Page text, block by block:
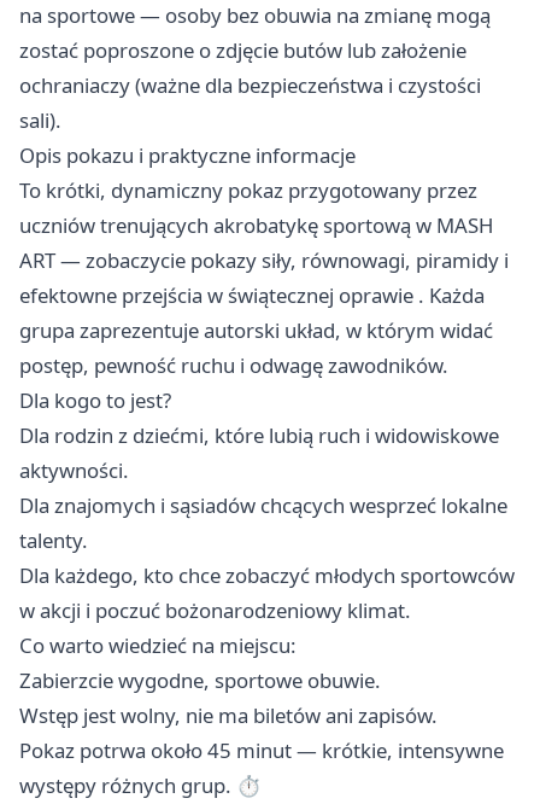
na sportowe — osoby bez obuwia na zmianę mogą
zostać poproszone o zdjęcie butów lub założenie
ochraniaczy (ważne dla bezpieczeństwa i czystości
sali).
Opis pokazu i praktyczne informacje
To krótki, dynamiczny pokaz przygotowany przez
uczniów trenujących akrobatykę sportową w MASH
ART — zobaczycie pokazy siły, równowagi, piramidy i
efektowne przejścia w świątecznej oprawie . Każda
grupa zaprezentuje autorski układ, w którym widać
postęp, pewność ruchu i odwagę zawodników.
Dla kogo to jest?
Dla rodzin z dziećmi, które lubią ruch i widowiskowe
aktywności.
Dla znajomych i sąsiadów chcących wesprzeć lokalne
talenty.
Dla każdego, kto chce zobaczyć młodych sportowców
w akcji i poczuć bożonarodzeniowy klimat.
Co warto wiedzieć na miejscu:
Zabierzcie wygodne, sportowe obuwie.
Wstęp jest wolny, nie ma biletów ani zapisów.
Pokaz potrwa około 45 minut — krótkie, intensywne
występy różnych grup. ⏱